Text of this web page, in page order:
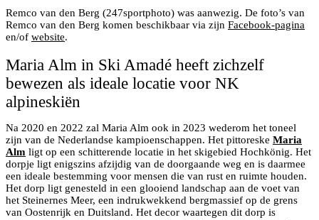
Remco van den Berg (247sportphoto) was aanwezig. De foto’s van
Remco van den Berg komen beschikbaar via zijn Facebook-pagina
en/of website.
Maria Alm in Ski Amadé heeft zichzelf
bewezen als ideale locatie voor NK
alpineskiën
Na 2020 en 2022 zal Maria Alm ook in 2023 wederom het toneel
zijn van de Nederlandse kampioenschappen. Het pittoreske Maria
Alm ligt op een schitterende locatie in het skigebied Hochkönig. Het
dorpje ligt enigszins afzijdig van de doorgaande weg en is daarmee
een ideale bestemming voor mensen die van rust en ruimte houden.
Het dorp ligt genesteld in een glooiend landschap aan de voet van
het Steinernes Meer, een indrukwekkend bergmassief op de grens
van Oostenrijk en Duitsland. Het decor waartegen dit dorp is